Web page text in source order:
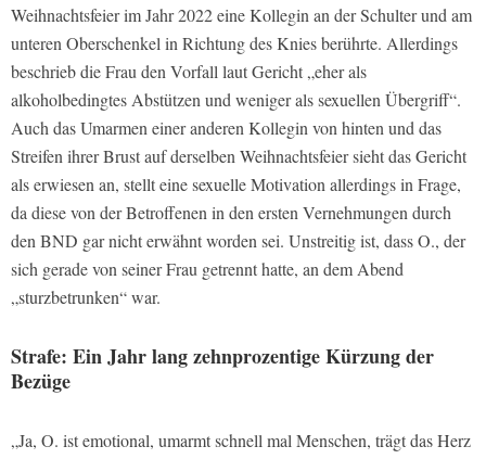
Weihnachtsfeier im Jahr 2022 eine Kollegin an der Schulter und am
unteren Oberschenkel in Richtung des Knies berührte. Allerdings
beschrieb die Frau den Vorfall laut Gericht „eher als
alkoholbedingtes Abstützen und weniger als sexuellen Übergriff“.
Auch das Umarmen einer anderen Kollegin von hinten und das
Streifen ihrer Brust auf derselben Weihnachtsfeier sieht das Gericht
als erwiesen an, stellt eine sexuelle Motivation allerdings in Frage,
da diese von der Betroffenen in den ersten Vernehmungen durch
den BND gar nicht erwähnt worden sei. Unstreitig ist, dass O., der
sich gerade von seiner Frau getrennt hatte, an dem Abend
„sturzbetrunken“ war.
Strafe: Ein Jahr lang zehnprozentige Kürzung der
Bezüge
„Ja, O. ist emotional, umarmt schnell mal Menschen, trägt das Herz